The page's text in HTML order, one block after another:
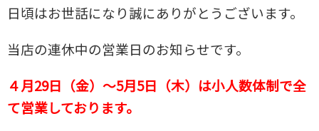
日頃はお世話になり誠にありがとうございます。
当店の連休中の営業日のお知らせです。
４月29日（金）～5月5日（木）は小人数体制で全
て営業しております。